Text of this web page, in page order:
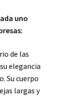
uno
de las
elegancia
Su cuerpo
largas y